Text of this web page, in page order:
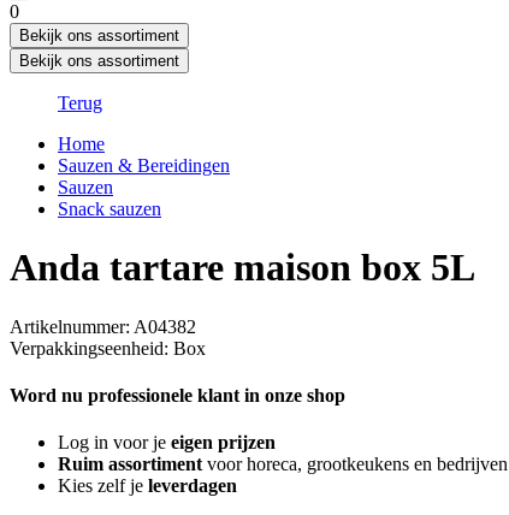
0
Bekijk ons assortiment
Bekijk ons assortiment
Terug
Home
Sauzen & Bereidingen
Sauzen
Snack sauzen
Anda tartare maison box 5L
Artikelnummer: A04382
Verpakkingseenheid: Box
Word nu professionele klant in onze shop
Log in voor je eigen prijzen
Ruim assortimentvoor horeca, grootkeukens en bedrijven
Kies zelf je leverdagen